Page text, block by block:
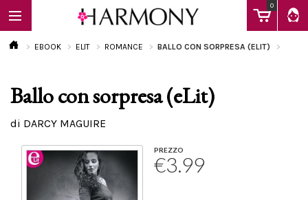
0
EBOOK
EBOOK ELIT ROMANCE BALLO CON SORPRESA (ELIT)
Ballo con sorpresa (eLit)
di DARCY MAGUIRE
PREZZO
€3.99